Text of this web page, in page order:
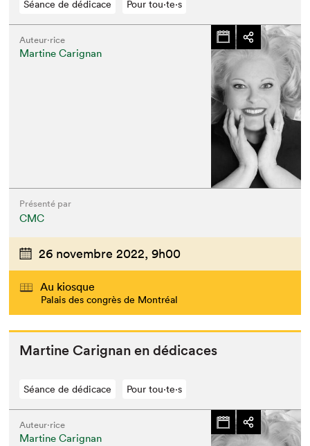
Séance de dédicace Pour tou⋅te⋅s
Auteur·rice
Martine Carignan
Présenté par
CMC
26 novembre 2022, 9h00
Au kiosque
Palais des congrès de Montréal
Mar­tine Carig­nan en dédicaces
Séance de dédicace Pour tou⋅te⋅s
Auteur·rice
Martine Carignan